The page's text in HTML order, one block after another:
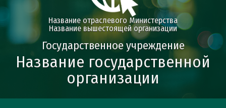
Название отраслевого Министерства
Название вышестоящей организации
Государственное учреждение
Название государственной
организации